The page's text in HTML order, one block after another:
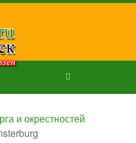
и окрестностей